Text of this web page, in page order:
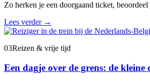
Zo herken je een doorgaand ticket,
Lees verder →
03Reizen & vrije tijd
Een dagje over de grens: de